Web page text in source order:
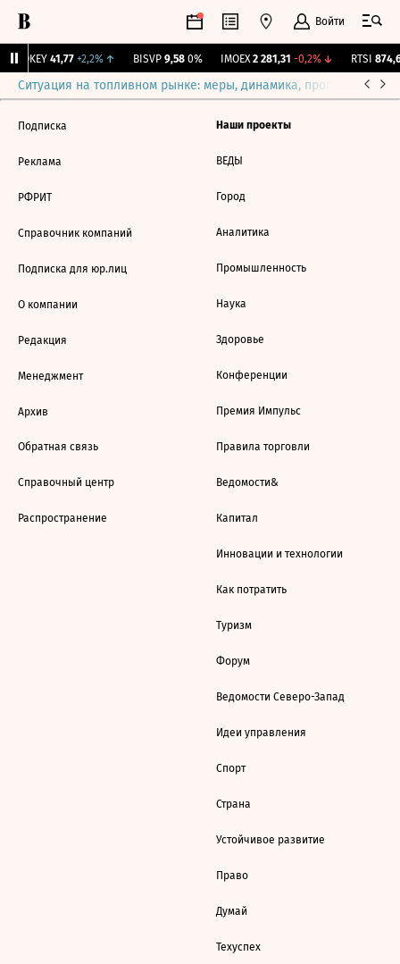
Войти
OKEY 41,77 +2,2%↑ BISVP 9,58 0% IMOEX 2 281,31 -0,2%↓ RTSI
Ситуация на топливном рынке: меры, динамика, прогнозы
Подписка
Реклама
РФРИТ
Справочник компаний
Подписка для юр.лиц
О компании
Редакция
Менеджмент
Архив
Обратная связь
Справочный центр
Распространение
Наши проекты
ВЕДЫ
Город
Аналитика
Промышленность
Наука
Здоровье
Конференции
Премия Импульс
Правила торговли
Ведомости&
Капитал
Инновации и технологии
Как потратить
Туризм
Форум
Ведомости Северо-Запад
Идеи управления
Спорт
Страна
Устойчивое развитие
Право
Думай
Техуспех